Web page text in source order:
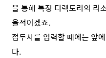
을 통해 특정 디렉토리의 리
율적이겠죠.
접두사를 입력할 때에는 앞
다.